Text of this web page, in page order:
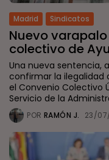
Madrid Sindicatos
Nuevo
colectivo de
Una nueva sentencia,
confirmar la ilegalidad
el Convenio Colectivo
Servicio de la
POR RAMÓN J. 23/